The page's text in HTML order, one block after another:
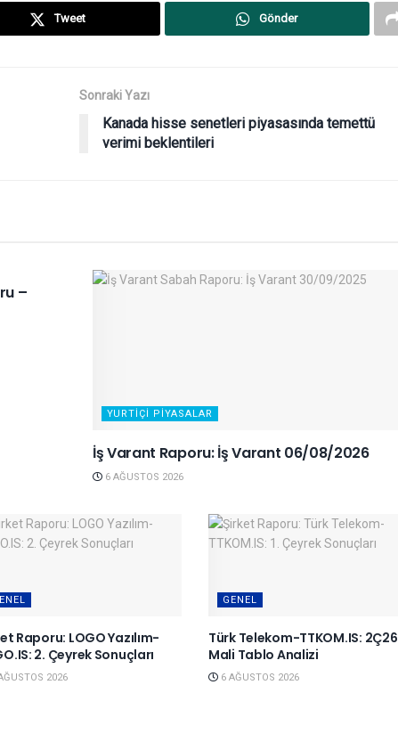
Tweet Gönder
Sonraki Yazı
Kanada hisse senetleri piyasasında temettü
verimi beklentileri
–
YURTIÇI PIYASALAR
İş Varant Raporu: İş Varant 06/08/2026
6 AĞUSTOS 2026
Raporu: LOGO Yazılım-
2. Çeyrek Sonuçları
2026
GENEL
Türk Telekom-TTKOM.IS: 2Ç26
Mali Tablo Analizi
6 AĞUSTOS 2026